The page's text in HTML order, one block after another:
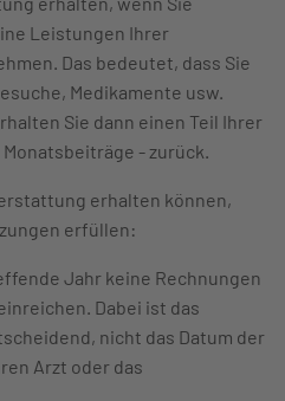
Leistungen Ihrer
Das bedeutet, dass Sie
Medikamente usw.
Sie dann einen Teil Ihrer
- zurück.
erhalten können,
erfüllen:
Jahr keine Rechnungen
Dabei ist das
nicht das Datum der
Arzt oder das